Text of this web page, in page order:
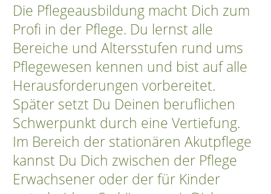
Die Pflegeausbildung macht Dich zum
Profi in der Pflege. Du lernst alle
Bereiche und Altersstufen rund ums
Pflegewesen kennen und bist auf alle
Herausforderungen vorbereitet.
Später setzt Du Deinen beruflichen
Schwerpunkt durch eine Vertiefung.
Im Bereich der stationären Akutpflege
kannst Du Dich zwischen der Pflege
Erwachsener oder der für Kinder